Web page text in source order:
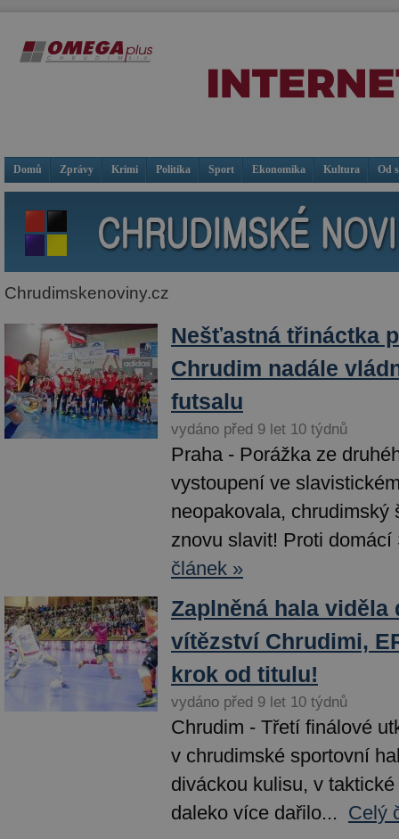
Domů Zprávy Krimi Politika Sport Ekonomika Kultura Od
Chrudimskenoviny.cz
Nešťastná třináctka
Chrudim nadále
futsalu
vydáno před 9 let 10 týdnů
Praha - Porážka ze
vystoupení ve
neopakovala, chrudimský
znovu slavit! Proti domácí
článek »
Zaplněná hala viděla
vítězství Chrudimi,
krok od titulu!
vydáno před 9 let 10 týdnů
Chrudim - Třetí finálové
v chrudimské sportovní
diváckou kulisu, v
daleko více dařilo... Celý